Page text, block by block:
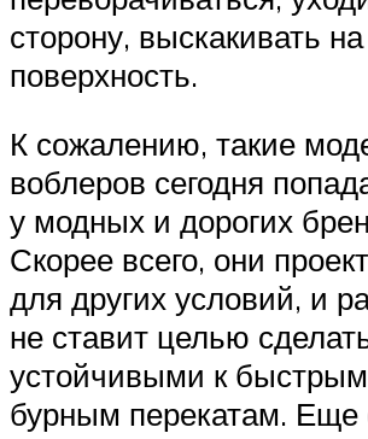
сторону, выскакивать на
поверхность.
К сожалению, такие
воблеров сегодня
у модных и дорогих
Скорее всего, они
для других условий, и
не ставит целью
устойчивыми к
бурным перекатам. Еще